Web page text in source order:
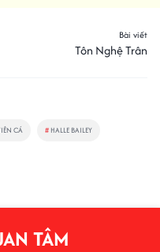
Bài viết
Tôn Nghệ Trân
CÁ # HALLE BAILEY
TÂM